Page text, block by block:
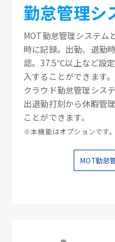
勤怠管理シ
MOT勤怠管理システム
時に記録。出勤、退勤
認。37.5℃以上など設
入することができます。
クラウド勤怠管理シス
出退勤打刻から休暇管
ことができます。
※本機能はオプションです。
MOT勤怠